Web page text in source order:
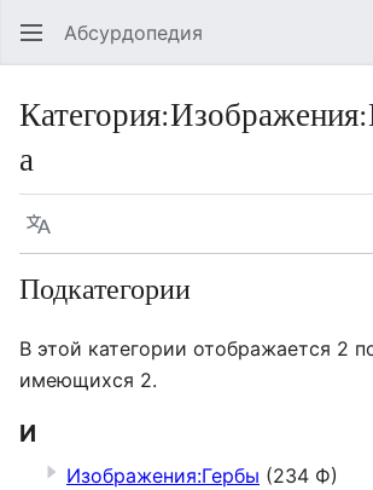
Абсурдопедия
Категория:
а
Язык
Подкатегории
В этой категории отображается 2
имеющихся 2.
И
Изображения:Гербы (234 Ф)